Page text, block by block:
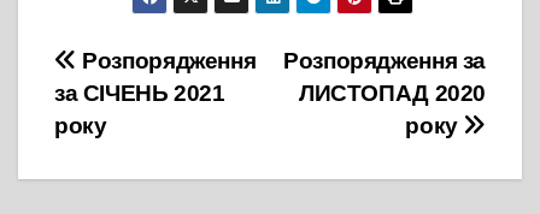
Навігація
записів
Розпорядження за
ЛИСТОПАД 2020
року
Розпорядження
за СІЧЕНЬ 2021
року